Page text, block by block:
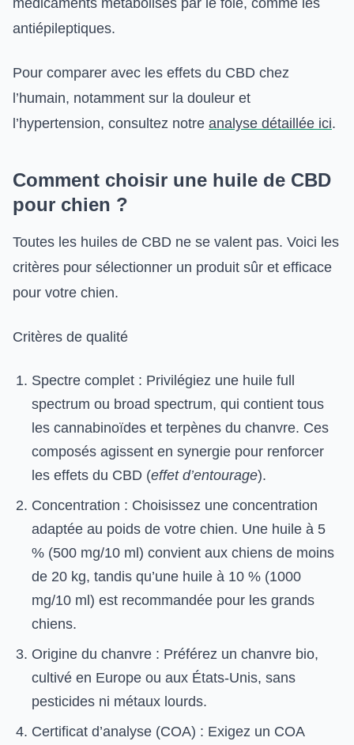
médicaments métabolisés par le foie, comme les
antiépileptiques.
Pour comparer avec les effets du CBD chez
l’humain, notamment sur la douleur et
l’hypertension, consultez notre analyse détaillée ici.
Comment choisir une huile de CBD
pour chien ?
Toutes les huiles de CBD ne se valent pas. Voici les
critères pour sélectionner un produit sûr et efficace
pour votre chien.
Critères de qualité
Spectre complet : Privilégiez une huile full
spectrum ou broad spectrum, qui contient tous
les cannabinoïdes et terpènes du chanvre. Ces
composés agissent en synergie pour renforcer
les effets du CBD (effet d’entourage).
Concentration : Choisissez une concentration
adaptée au poids de votre chien. Une huile à 5
% (500 mg/10 ml) convient aux chiens de moins
de 20 kg, tandis qu’une huile à 10 % (1000
mg/10 ml) est recommandée pour les grands
chiens.
Origine du chanvre : Préférez un chanvre bio,
cultivé en Europe ou aux États-Unis, sans
pesticides ni métaux lourds.
Certificat d’analyse (COA) : Exigez un COA